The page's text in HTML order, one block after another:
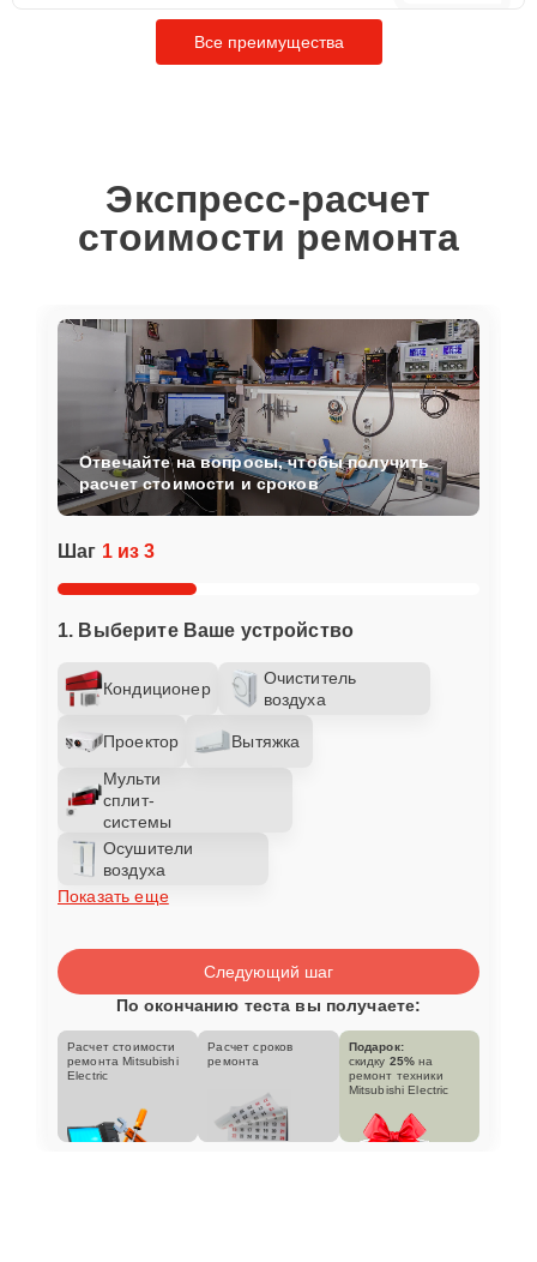
Все преимущества
Экспресс-расчет
стоимости ремонта
Шаг 1 из 3
1. Выберите Ваше устройство
Кондиционер
Очиститель
воздуха
Проектор
Вытяжка
Мульти
сплит-
системы
Осушители
воздуха
Показать еще
Отвечайте на вопросы, чтобы получить
расчет стоимости и сроков
Следующий шаг
По окончанию теста вы получаете:
Расчет стоимости
ремонта Mitsubishi
Electric
Расчет сроков
ремонта
Подарок:
скидку 25% на
ремонт техники
Mitsubishi Electric